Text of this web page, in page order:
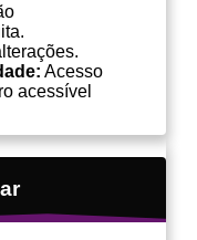
Acesso
acessível